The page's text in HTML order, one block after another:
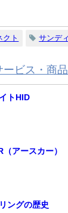
クト サンディ
ービス・商品
トHID
（アースカー）
ングの歴史